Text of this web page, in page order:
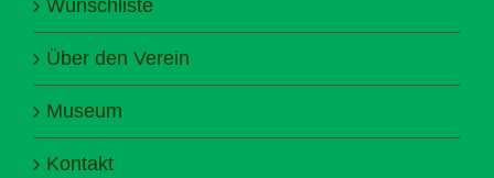
Wunschliste
Über den Verein
Museum
Kontakt